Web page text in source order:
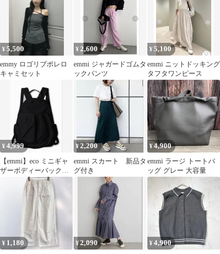
¥5,500
emmy ロゴリブボレロ
キャミセット
¥ 2,600
emmi ジャガードゴムタ
ックパンツ
¥5,100
emmi ニットドッキング
タフタワンピース
¥4,999
【emmi】eco ミニギャ
ザーボディーバックパ
ック リュック
¥2,200
emmi スカート 新品タ
グ付き
¥4,900
emmi ラージ トートバ
ッグ グレー 大容量
¥ 1,180 ¥2,090 ¥4,900